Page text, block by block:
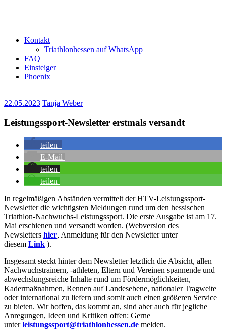
Kontakt
Triathlonhessen auf WhatsApp
FAQ
Einsteiger
Phoenix
22.05.2023 Tanja Weber
Leistungssport-Newsletter erstmals versandt
teilen
E-Mail
teilen
teilen
In regelmäßigen Abständen vermittelt der HTV-Leistungssport-
Newsletter die wichtigsten Meldungen rund um den hessischen
Triathlon-Nachwuchs-Leistungssport. Die erste Ausgabe ist am 17.
Mai erschienen und versandt worden. (Webversion des
Newsletters hier, Anmeldung für den Newsletter unter
diesem Link ).
Insgesamt steckt hinter dem Newsletter letztlich die Absicht, allen
Nachwuchstrainern, -athleten, Eltern und Vereinen spannende und
abwechslungsreiche Inhalte rund um Fördermöglichkeiten,
Kadermaßnahmen, Rennen auf Landesebene, nationaler Tragweite
oder international zu liefern und somit auch einen größeren Service
zu bieten. Wir hoffen, das kommt an, sind aber auch für jegliche
Anregungen, Ideen und Kritiken offen: Gerne
unterleistungssport@triathlonhessen.de melden.